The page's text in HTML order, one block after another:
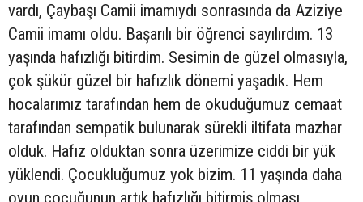
vardı, Çaybaşı Camii imamıydı sonrasında da Aziziye
Camii imamı oldu. Başarılı bir öğrenci sayılırdım. 13
yaşında hafızlığı bitirdim. Sesimin de güzel olmasıyla,
çok şükür güzel bir hafızlık dönemi yaşadık. Hem
hocalarımız tarafından hem de okuduğumuz cemaat
tarafından sempatik bulunarak sürekli iltifata mazhar
olduk. Hafız olduktan sonra üzerimize ciddi bir yük
yüklendi. Çocukluğumuz yok bizim. 11 yaşında daha
oyun çocuğunun artık hafızlığı bitirmiş olması